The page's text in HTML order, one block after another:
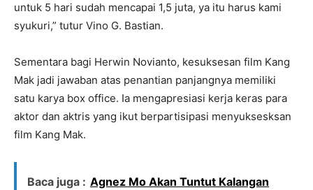
untuk 5 hari sudah mencapai 1,5 juta, ya itu harus kami
syukuri,” tutur Vino G. Bastian.
Sementara bagi Herwin Novianto, kesuksesan film Kang
Mak jadi jawaban atas penantian panjangnya memiliki
satu karya box office. Ia mengapresiasi kerja keras para
aktor dan aktris yang ikut berpartisipasi menyuksesksan
film Kang Mak.
Baca juga : Agnez Mo Akan Tuntut Kalangan